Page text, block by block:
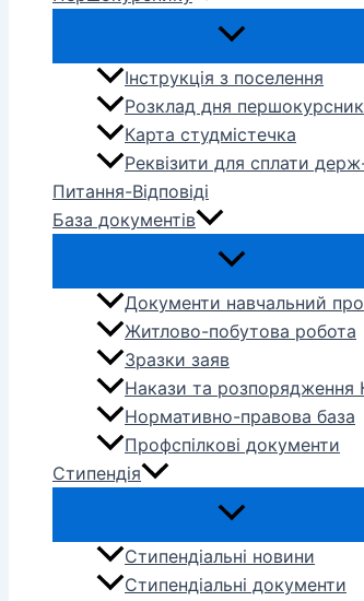
Інструкція з поселення
Розклад дня
Карта студмістечка
Реквізити для сплати
Питання-Відповіді
База документів
Документи навчальний
Житлово-побутова робота
Зразки заяв
Накази та розпорядження
Нормативно-правова база
Профспілкові документи
Стипендія
Стипендіальні новини
Стипендіальні документи